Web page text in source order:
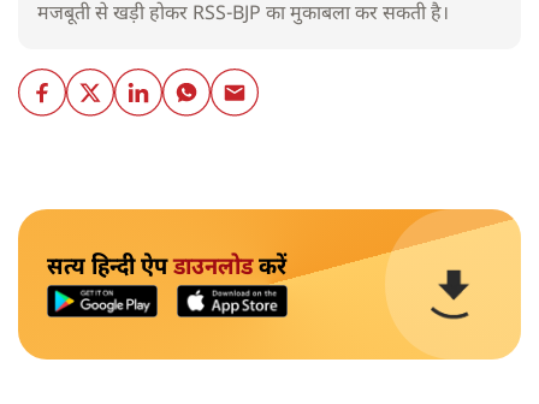
मजबूती से खड़ी होकर RSS-BJP का मुकाबला कर सकती है।
सत्य हिन्दी ऐपडाउनलोडकरें